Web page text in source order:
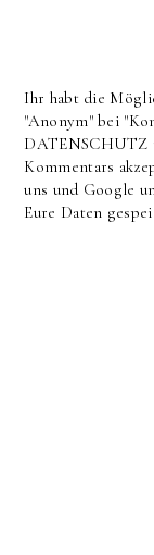
Ihr habt die
"Anonym" bei
DATENSCHUTZ
Kommentars
uns und Google
Eure Daten